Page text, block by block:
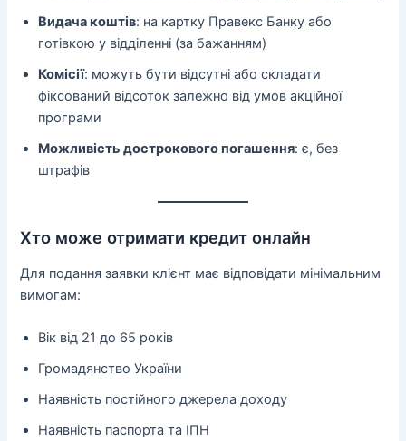
Видача коштів: на картку Правекс Банку або
готівкою у відділенні (за бажанням)
Комісії: можуть бути відсутні або складати
фіксований відсоток залежно від умов акційної
програми
Можливість дострокового погашення: є, без
штрафів
Хто може отримати кредит онлайн
Для подання заявки клієнт має відповідати мінімальним
вимогам:
Вік від 21 до 65 років
Громадянство України
Наявність постійного джерела доходу
Наявність паспорта та ІПН